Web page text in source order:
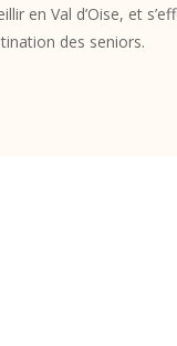
en Val d’Oise, et
des seniors.